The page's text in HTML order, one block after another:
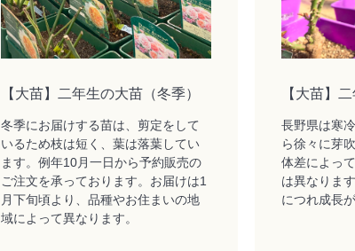
【大苗】二年生の大苗（冬季）
冬季にお届けする苗は、剪定をして
いるため枝は短く、葉は落葉してい
ます。例年10月一日から予約販売の
ご注文を承っております。お届けは1
月下旬頃より、品種やお住まいの地
域によって異なります。
【大苗】
長野県は寒
ら徐々に芽
体差によっ
は異なりま
につれ成長